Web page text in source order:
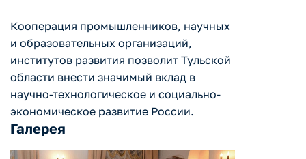
Кооперация промышленников, научных
и образовательных организаций,
институтов развития позволит Тульской
области внести значимый вклад в
научно-технологическое и социально-
экономическое развитие России.
Галерея